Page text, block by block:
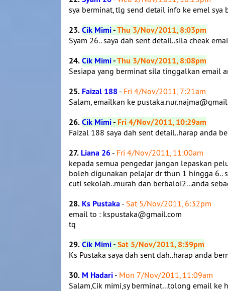
sya berminat, tlg send detail info ke emel sya
23.Cik Mimi-Thu 3/Nov/2011, 8:03pm
Syam 26.. saya dah sent detail..sila cheak
24.Cik Mimi-Thu 3/Nov/2011, 8:08pm
Sesiapa yang berminat sila tinggalkan email
25. Faizal 188 - Fri 4/Nov/2011, 7:21am
Salam, emailkan ke
26.Cik Mimi- Fri 4/Nov/2011, 10:29am
Faizal 188 saya dah sent detail..harap anda
27. Liana 26 - Fri 4/Nov/2011, 11:00am
kepada semua pengedar jangan lepaskan
boleh digunakan pelajar dr thun 1 hingga 6..
cuti sekolah..murah dan berbaloi2...anda
28. Ks Pustaka - Sat 5/Nov/2011, 6:32pm
email to : kspustaka@gmail.com
tq
29.Cik Mimi-Sat 5/Nov/2011, 8:39pm
Ks Pustaka saya dah sent dah..harap anda
30. M Hadari - Mon 7/Nov/2011, 11:09am
Salam,Cik mimi,sy berminat...tolong email ke